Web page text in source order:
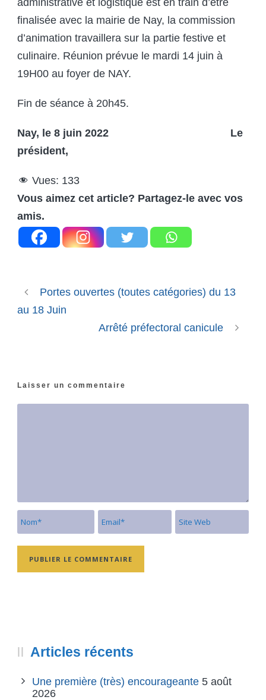
finalisée avec la mairie de Nay, la commission
d’animation travaillera sur la partie festive et
culinaire. Réunion prévue le mardi 14 juin à
19H00 au foyer de NAY.
Fin de séance à 20h45.
Nay, le 8 juin 2022 Le
président,
Vues: 133
Vous aimez cet article? Partagez-le avec vos
amis.
Portes ouvertes (toutes catégories) du 13
au 18 Juin
Arrêté préfectoral canicule
Laisser un commentaire
Articles récents
Une première (très) encourageante 5 août
2026